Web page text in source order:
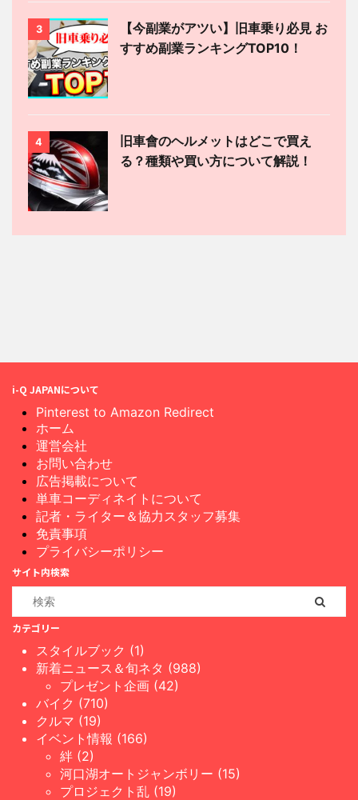
3
【今副業がアツい】旧車乗り必見 お
すすめ副業ランキングTOP10！
4
旧車會のヘルメットはどこで買え
る？種類や買い方について解説！
i-Q JAPANについて
Pinterest to Amazon Redirect
ホーム
運営会社
お問い合わせ
広告掲載について
単車コーディネイトについて
記者・ライター＆協力スタッフ募集
免責事項
プライバシーポリシー
サイト内検索
カテゴリー
スタイルブック (1)
新着ニュース＆旬ネタ (988)
プレゼント企画 (42)
バイク (710)
クルマ (19)
イベント情報 (166)
絆 (2)
河口湖オートジャンボリー (15)
プロジェクト乱 (19)